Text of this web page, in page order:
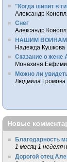
"Когда шипит в
Александр
Снег
Александр
НАШИМ ВОИНАМ
Надежда Кушкова
Сказание о жене
Монахиня
Можно ли
Людмила Громова
Новые
Благодарность
1 месяц 1 неделя
Дорогой отец